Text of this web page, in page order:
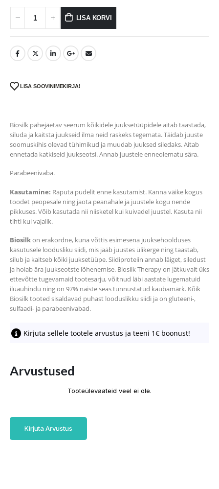
LISA KORVI
LISA SOOVINIMEKIRJA!
Biosilk pähejäetav seerum kõikidele juuksetüüpidele aitab taastada,
siluda ja kaitsta juukseid ilma neid raskeks tegemata. Täidab juuste
soomuskihis olevad tühimikud ja muudab juuksed siledaks. Aitab
ennetada katkiseid juukseotsi. Annab juustele enneolematu sära.
Parabeenivaba.
Kasutamine: Raputa pudelit enne kasutamist. Kanna väike kogus
toodet peopesale ning jaota peanahale ja juustele kogu nende
pikkuses. Võib kasutada nii niisketel kui kuivadel juustel. Kasuta nii
tihti kui vajalik.
Biosilkon erakordne, kuna võttis esimesena juuksehoolduses
kasutusele loodusliku siidi, mis jääb juustes ülikerge ning taastab,
silub ja kaitseb kõiki juuksetüüpe. Siidiproteiin annab läiget, siledust
ja hoiab ära juukseotste lõhenemise. Biosilk Therapy on jätkuvalt üks
ettevõtte tugevamaid tootesarju, võitnud läbi aastate lugematuid
iluauhindu ning on 97% naiste seas tunnustatud kaubamärk. Kõik
Biosilk tooted sisaldavad puhast looduslikku siidi ja on gluteeni-,
sulfaadi- ja parabeenivabad.
Kirjuta sellele tootele arvustus ja teeni 1€ boonust!
Arvustused
Tooteülevaateid veel ei ole.
Kirjuta Arvustus